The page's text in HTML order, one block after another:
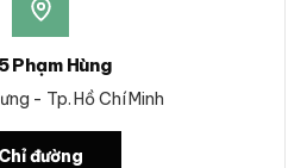
Phạm Hùng
- Tp. Hồ Chí Minh
Chỉ đường